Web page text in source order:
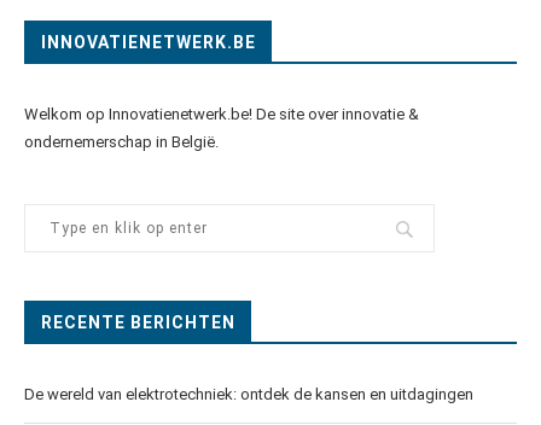
INNOVATIENETWERK.BE
Welkom op Innovatienetwerk.be! De site over innovatie &
ondernemerschap in België.
RECENTE BERICHTEN
De wereld van elektrotechniek: ontdek de kansen en uitdagingen